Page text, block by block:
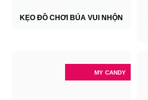
KẸO ĐỒ CHƠI BÚA VUI NHỘN
MY CANDY